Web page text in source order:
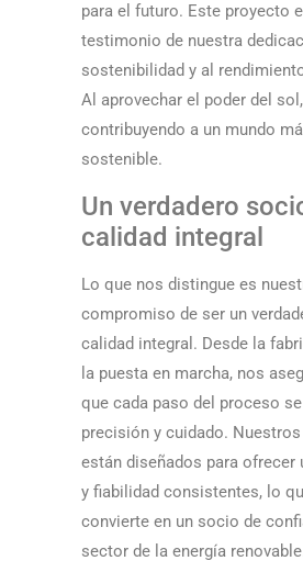
para el futuro. Este proyecto
testimonio de nuestra
sostenibilidad y al
Al aprovechar el poder del
contribuyendo a un mundo
sostenible.
Un verdadero
calidad integral
Lo que nos distingue es
compromiso de ser un
calidad integral. Desde la
la puesta en marcha, nos
que cada paso del proceso
precisión y cuidado.
están diseñados para ofrecer
y fiabilidad consistentes, lo
convierte en un socio de
sector de la energía